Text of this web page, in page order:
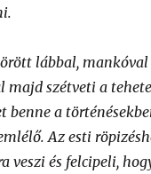
lábbal, mankóval
majd szétveti a
benne a
Az esti
veszi és felcipeli,